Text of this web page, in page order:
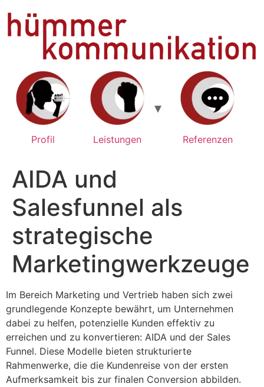
Inhalt
springen
Profil Leistungen Referenzen
AIDA und
Salesfunnel als
strategische
Marketingwerkzeuge
Im Bereich Marketing und Vertrieb haben sich zwei
grundlegende Konzepte bewährt, um Unternehmen
dabei zu helfen, potenzielle Kunden effektiv zu
erreichen und zu konvertieren: AIDA und der Sales
Funnel. Diese Modelle bieten strukturierte
Rahmenwerke, die die Kundenreise von der ersten
Aufmerksamkeit bis zur finalen Conversion abbilden.